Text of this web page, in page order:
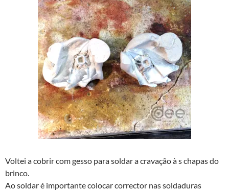
Voltei a cobrir com gesso para soldar a cravação à s chapas do
brinco.
Ao soldar é importante colocar corrector nas soldaduras